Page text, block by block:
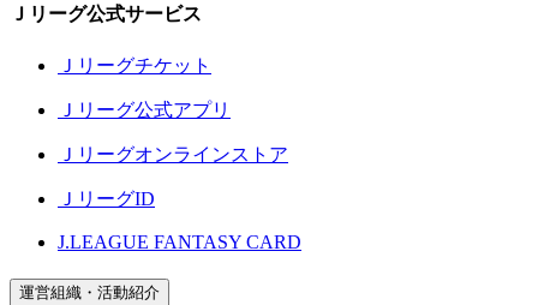
Ｊリーグ公式サービス
Ｊリーグチケット
Ｊリーグ公式アプリ
Ｊリーグオンラインストア
ＪリーグID
J.LEAGUE FANTASY CARD
運営組織・活動紹介